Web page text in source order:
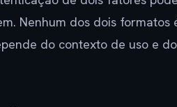
Nenhum dos dois formatos
do contexto de uso e